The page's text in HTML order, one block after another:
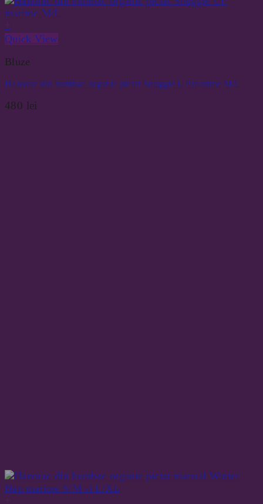
Quick View
Bluze
Hanorac din bumbac organic pictat Snuggle UP marime M/L
480 lei